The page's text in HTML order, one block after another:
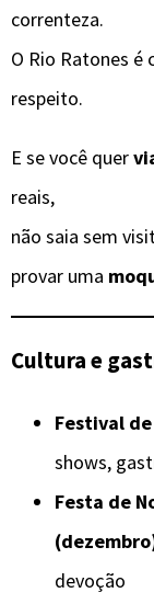
correnteza.
O Rio Ratones é
respeito.
E se você quer
reais,
não saia sem
provar uma
Cultura e
Festival
shows,
Festa de
devoção